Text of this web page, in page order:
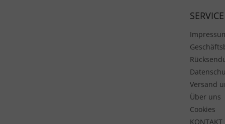
SERVICE
Versand
Über uns
Cookies
KONTAKT